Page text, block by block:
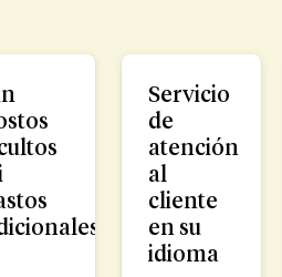
Servicio
de
atención
al
cliente
en su
idioma